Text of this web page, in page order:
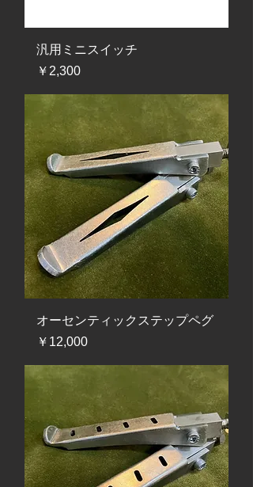
汎用ミニスイッチ
価格
￥2,300
オーセンティックステップペグ
価格
￥12,000